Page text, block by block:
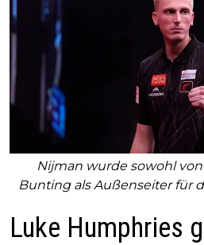
Nijman wurde sowohl
Bunting als Außenseiter für
Luke Humphries